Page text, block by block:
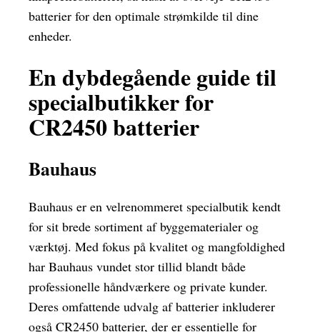
batterier for den optimale strømkilde til dine
enheder.
En dybdegående guide til
specialbutikker for
CR2450 batterier
Bauhaus
Bauhaus er en velrenommeret specialbutik kendt
for sit brede sortiment af byggematerialer og
værktøj. Med fokus på kvalitet og mangfoldighed
har Bauhaus vundet stor tillid blandt både
professionelle håndværkere og private kunder.
Deres omfattende udvalg af batterier inkluderer
også CR2450 batterier, der er essentielle for